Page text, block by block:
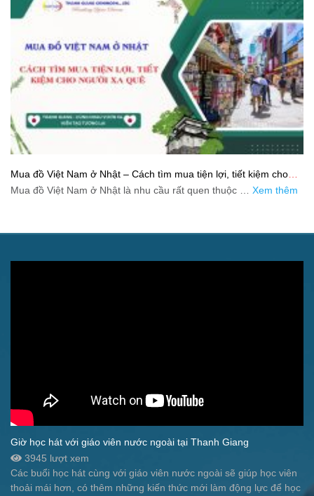
Mua đồ Việt Nam ở Nhật – Cách tìm mua tiện lợi, tiết kiệm cho
người xa quê
Mua đồ Việt Nam ở Nhật là nhu cầu rất quen thuộc … Xem thêm
Giờ học hát với giáo viên nước ngoài tại Thanh Giang
3945 lượt xem
Các buổi học hát cùng với giáo viên nước ngoài sẽ giúp học viên
thoải mái hơn, có thêm những kiến thức mới làm động lực để học